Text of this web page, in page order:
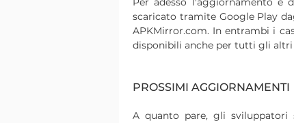
scaricato tramite Google Play
APKMirror.com. In entrambi i
disponibili anche per tutti gli
PROSSIMI AGGIORNAMENTI
A quanto pare, gli